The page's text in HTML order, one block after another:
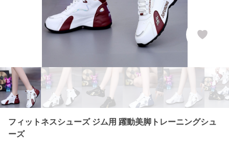
フィットネスシューズ ジム用 躍動美脚トレーニングシュ
ーズ